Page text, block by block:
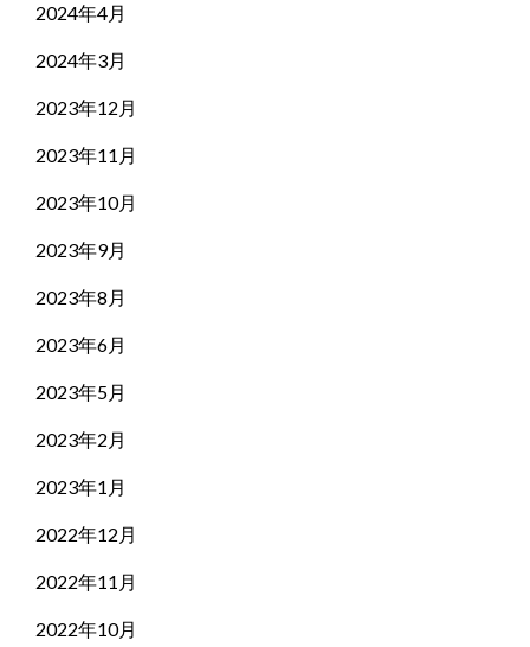
2024年4月
2024年3月
2023年12月
2023年11月
2023年10月
2023年9月
2023年8月
2023年6月
2023年5月
2023年2月
2023年1月
2022年12月
2022年11月
2022年10月